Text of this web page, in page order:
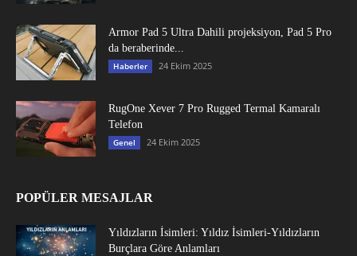
Armor Pad 5 Ultra Dahili projeksiyon, Pad 5 Pro
da beraberinde...
Haberler 24 Ekim 2025
RugOne Xever 7 Pro Rugged Termal Kamaralı
Telefon
Genel 24 Ekim 2025
POPÜLER MESAJLAR
Yıldızların İsimleri: Yıldız İsimleri-Yıldızların
Burçlara Göre Anlamları